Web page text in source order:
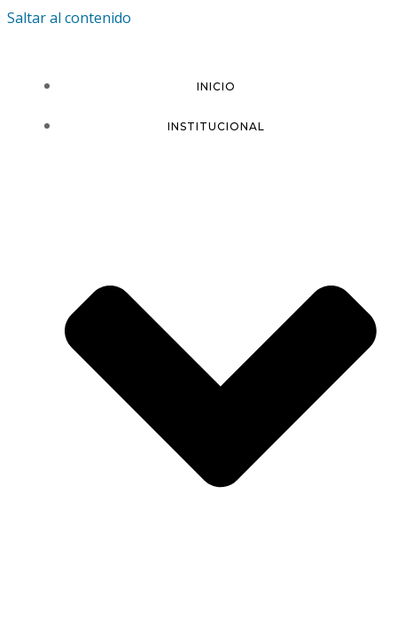
Saltar al contenido
INICIO
INSTITUCIONAL